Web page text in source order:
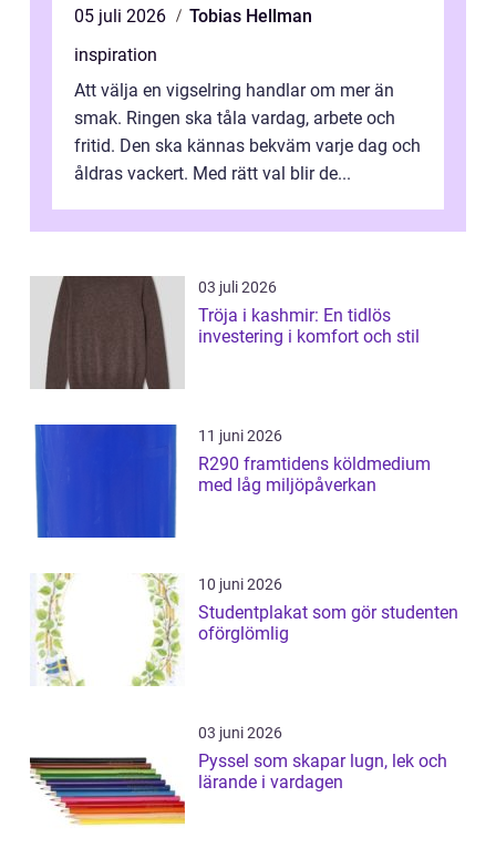
05 juli 2026
Tobias Hellman
inspiration
Att välja en vigselring handlar om mer än
smak. Ringen ska tåla vardag, arbete och
fritid. Den ska kännas bekväm varje dag och
åldras vackert. Med rätt val blir de...
03 juli 2026
Tröja i kashmir: En tidlös
investering i komfort och stil
11 juni 2026
R290 framtidens köldmedium
med låg miljöpåverkan
10 juni 2026
Studentplakat som gör studenten
oförglömlig
03 juni 2026
Pyssel som skapar lugn, lek och
lärande i vardagen